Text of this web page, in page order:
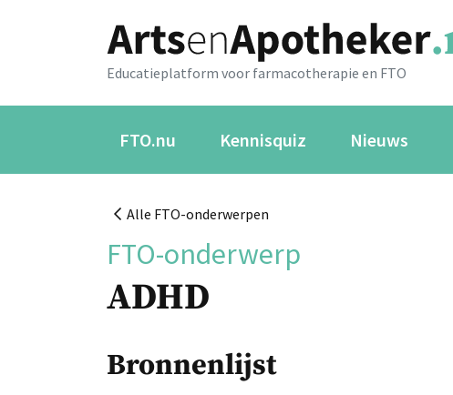
Educatieplatform voor farmacotherapie en FTO
FTO.nu Kennisquiz Nieuws
Alle FTO-onderwerpen
FTO-onderwerp
ADHD
Bronnenlijst